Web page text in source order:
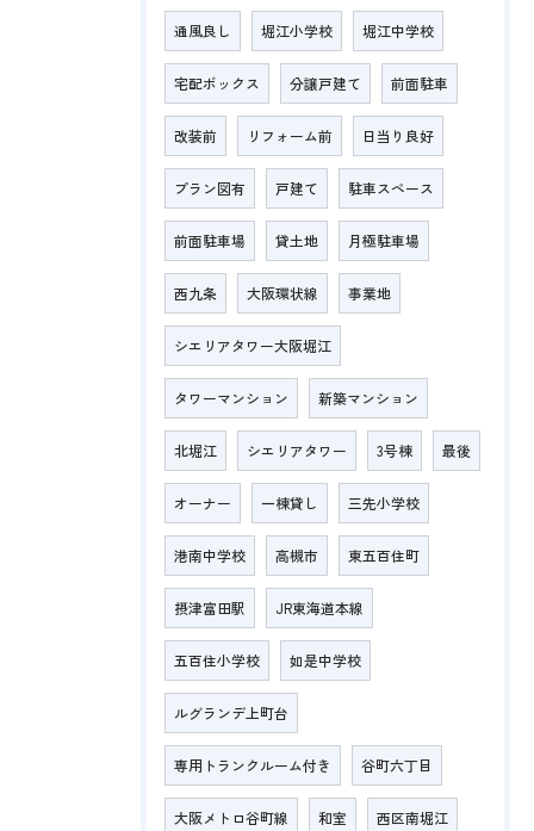
通風良し 堀江小学校 堀江中学校
宅配ボックス 分譲戸建て 前面駐車
改装前 リフォーム前 日当り良好
プラン図有 戸建て 駐車スペース
前面駐車場 貸土地 月極駐車場
西九条 大阪環状線 事業地
シエリアタワー大阪堀江
タワーマンション 新築マンション
北堀江 シエリアタワー 3号棟 最後
オーナー 一棟貸し 三先小学校
港南中学校 高槻市 東五百住町
摂津富田駅 JR東海道本線
五百住小学校 如是中学校
ルグランデ上町台
専用トランクルーム付き 谷町六丁目
大阪メトロ谷町線 和室 西区南堀江